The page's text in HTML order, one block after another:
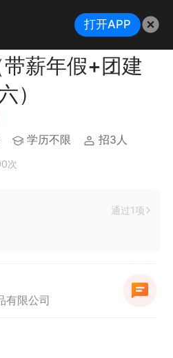
薪年假+团建
）
学历不限 招3人
次
通过1项
有限公司
打开APP